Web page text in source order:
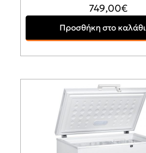
749,00€
Προσθήκη στο καλάθι